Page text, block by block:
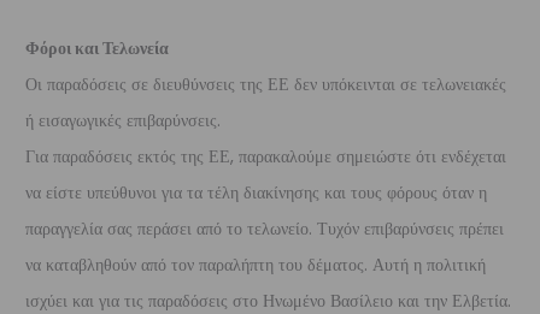
Φόροι και Τελωνεία
Οι παραδόσεις σε διευθύνσεις της ΕΕ δεν υπόκεινται σε τελωνειακές
ή εισαγωγικές επιβαρύνσεις.
Για παραδόσεις εκτός της ΕΕ, παρακαλούμε σημειώστε ότι ενδέχεται
να είστε υπεύθυνοι για τα τέλη διακίνησης και τους φόρους όταν η
παραγγελία σας περάσει από το τελωνείο. Τυχόν επιβαρύνσεις πρέπει
να καταβληθούν από τον παραλήπτη του δέματος. Αυτή η πολιτική
ισχύει και για τις παραδόσεις στο Ηνωμένο Βασίλειο και την Ελβετία.